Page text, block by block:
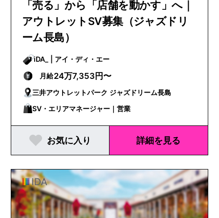
「売る」から「店舗を動かす」へ｜
アウトレットSV募集（ジャズドリ
ーム長島）
iDA_ | アイ・ディ・エー
月給24万7,353円〜
三井アウトレットパーク ジャズドリーム長島
SV・エリアマネージャー｜営業
お気に入り 詳細を見る